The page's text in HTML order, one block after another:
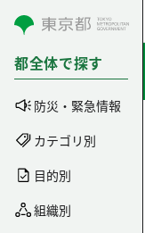
コンテンツにスキップ
都全体で探す
防災・緊急情報
カテゴリ別
目的別
組織別